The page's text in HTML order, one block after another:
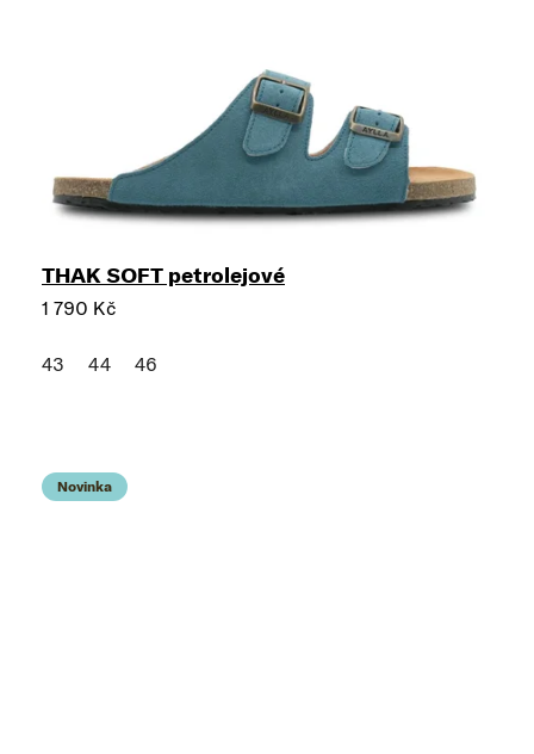
THAK SOFT petrolejové
1 790 Kč
43 44 46
Novinka